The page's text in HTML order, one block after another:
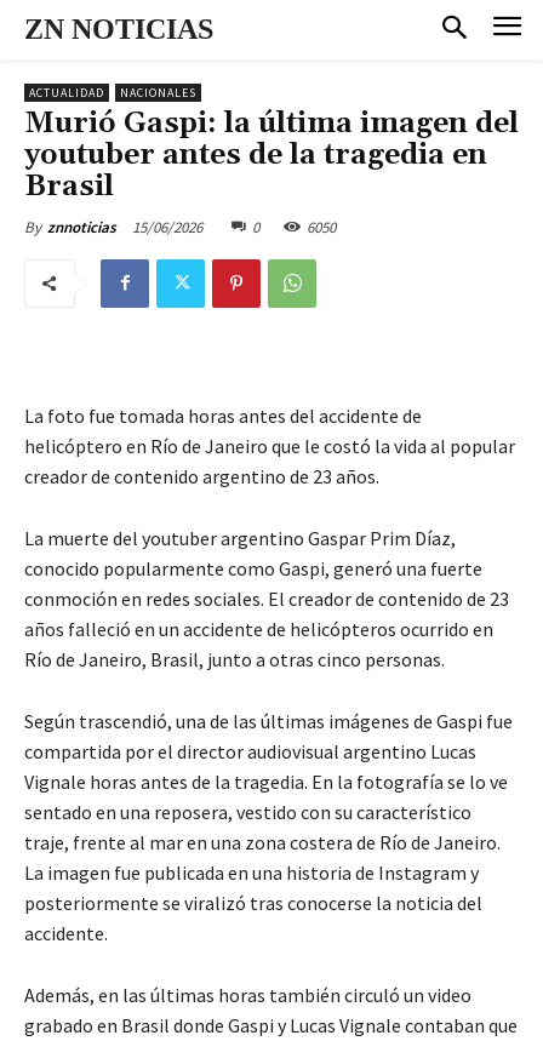
ZN NOTICIAS
ACTUALIDAD NACIONALES
Murió Gaspi: la última imagen del
youtuber antes de la tragedia en
Brasil
By znnoticias 15/06/2026 0 6050
La foto fue tomada horas antes del accidente de
helicóptero en Río de Janeiro que le costó la vida al popular
creador de contenido argentino de 23 años.
La muerte del youtuber argentino Gaspar Prim Díaz,
conocido popularmente como Gaspi, generó una fuerte
conmoción en redes sociales. El creador de contenido de 23
años falleció en un accidente de helicópteros ocurrido en
Río de Janeiro, Brasil, junto a otras cinco personas.
Según trascendió, una de las últimas imágenes de Gaspi fue
compartida por el director audiovisual argentino Lucas
Vignale horas antes de la tragedia. En la fotografía se lo ve
sentado en una reposera, vestido con su característico
traje, frente al mar en una zona costera de Río de Janeiro.
La imagen fue publicada en una historia de Instagram y
posteriormente se viralizó tras conocerse la noticia del
accidente.
Además, en las últimas horas también circuló un video
grabado en Brasil donde Gaspi y Lucas Vignale contaban que